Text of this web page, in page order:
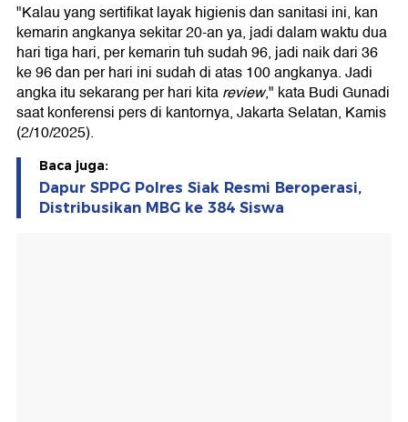
"Kalau yang sertifikat layak higienis dan sanitasi ini, kan
kemarin angkanya sekitar 20-an ya, jadi dalam waktu dua
hari tiga hari, per kemarin tuh sudah 96, jadi naik dari 36
ke 96 dan per hari ini sudah di atas 100 angkanya. Jadi
angka itu sekarang per hari kitareview," kata Budi Gunadi
saat konferensi pers di kantornya, Jakarta Selatan, Kamis
(2/10/2025).
Baca juga:
Dapur SPPG Polres Siak Resmi Beroperasi,
Distribusikan MBG ke 384 Siswa